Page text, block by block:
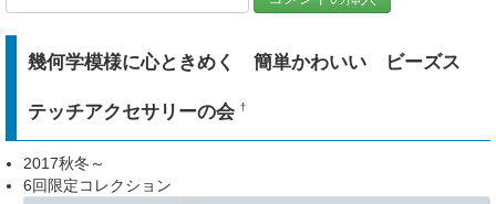
幾何学模様に心ときめく 簡単かわいい ビーズス
テッチアクセサリーの会†
2017秋冬～
6回限定コレクション